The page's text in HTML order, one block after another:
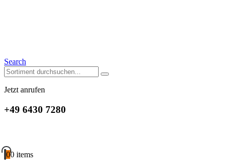
Search
Jetzt anrufen
+49 6430 7280
00 items